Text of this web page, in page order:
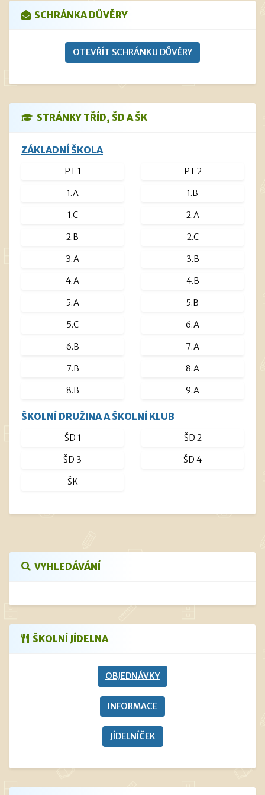
Zveřejněno: 13.5.2025
Navýšení cen stravného od 1. 9. 2025
je vložen v sekci - Pro rodiče - podsekce - Informace vedení
SCHRÁNKA DŮVĚRY
OTEVŘÍT SCHRÁNKU DŮVĚRY
STRÁNKY TŘÍD, ŠD A ŠK
ZÁKLADNÍ ŠKOLA
PT 1 PT 2
1.A 1.B
1.C 2.A
2.B 2.C
3.A 3.B
4.A 4.B
5.A 5.B
5.C 6.A
6.B 7.A
7.B 8.A
8.B 9.A
ŠKOLNÍ DRUŽINA A ŠKOLNÍ KLUB
ŠD 1 ŠD 2
ŠD 3 ŠD 4
ŠK
VYHLEDÁVÁNÍ
ŠKOLNÍ JÍDELNA
OBJEDNÁVKY
INFORMACE
JÍDELNÍČEK